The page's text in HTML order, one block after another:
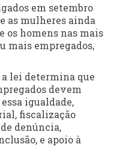
em setembro
as mulheres ainda
os homens nas mais
mais empregados,
a lei determina que
devem
igualdade,
fiscalização
denúncia,
e apoio à